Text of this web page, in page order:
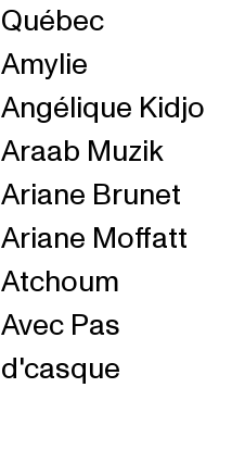
Québec
Amylie
Angélique Kidjo
Araab Muzik
Ariane Brunet
Ariane Moffatt
Atchoum
Avec Pas
d'casque